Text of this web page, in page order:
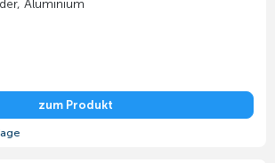
Aluminium
zum Produkt